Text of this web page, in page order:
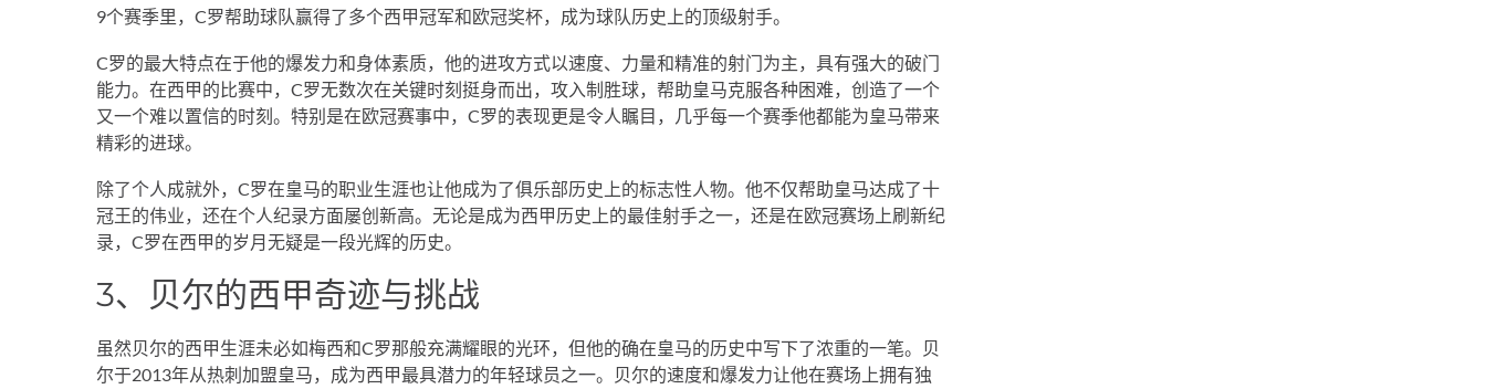
9个赛季里，C罗帮助球队赢得了多个西甲冠军和欧冠奖杯，成为球队历史上的顶级射手。
C罗的最大特点在于他的爆发力和身体素质，他的进攻方式以速度、力量和精准的射门为主，具有强大的破门
能力。在西甲的比赛中，C罗无数次在关键时刻挺身而出，攻入制胜球，帮助皇马克服各种困难，创造了一个
又一个难以置信的时刻。特别是在欧冠赛事中，C罗的表现更是令人瞩目，几乎每一个赛季他都能为皇马带来
精彩的进球。
除了个人成就外，C罗在皇马的职业生涯也让他成为了俱乐部历史上的标志性人物。他不仅帮助皇马达成了十
冠王的伟业，还在个人纪录方面屡创新高。无论是成为西甲历史上的最佳射手之一，还是在欧冠赛场上刷新纪
录，C罗在西甲的岁月无疑是一段光辉的历史。
3、贝尔的西甲奇迹与挑战
虽然贝尔的西甲生涯未必如梅西和C罗那般充满耀眼的光环，但他的确在皇马的历史中写下了浓重的一笔。贝
尔于2013年从热刺加盟皇马，成为西甲最具潜力的年轻球员之一。贝尔的速度和爆发力让他在赛场上拥有独